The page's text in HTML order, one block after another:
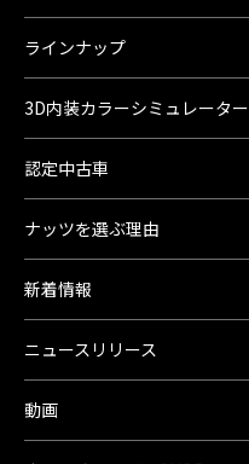
ラインナップ
3D内装カラーシミュレーター
認定中古車
ナッツを選ぶ理由
新着情報
ニュースリリース
動画